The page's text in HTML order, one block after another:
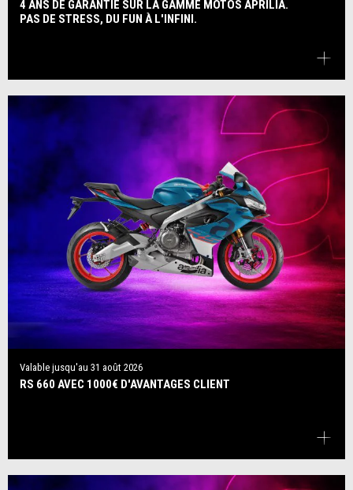
4 ANS DE GARANTIE SUR LA GAMME MOTOS APRILIA.
PAS DE STRESS, DU FUN À L'INFINI.
Valable jusqu'au 31 août 2026
RS 660 AVEC 1000€ D'AVANTAGES CLIENT